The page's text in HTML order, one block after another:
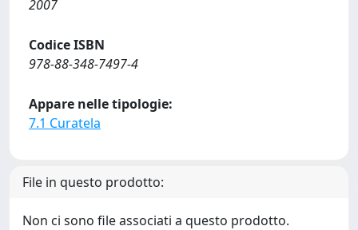
2007
Codice ISBN
978-88-348-7497-4
Appare nelle tipologie:
7.1 Curatela
File in questo prodotto:
Non ci sono file associati a questo prodotto.